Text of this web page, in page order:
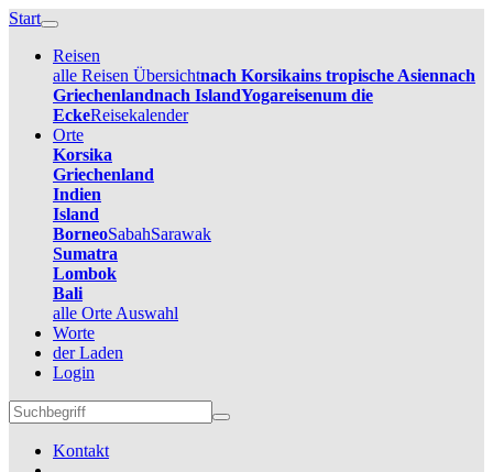
Start
Reisen
alle Reisen Übersichtnach Korsikains tropische Asiennach
Griechenlandnach IslandYogareisenum die
EckeReisekalender
Orte
Korsika
Griechenland
Indien
Island
BorneoSabahSarawak
Sumatra
Lombok
Bali
alle Orte Auswahl
Worte
der Laden
Login
Kontakt